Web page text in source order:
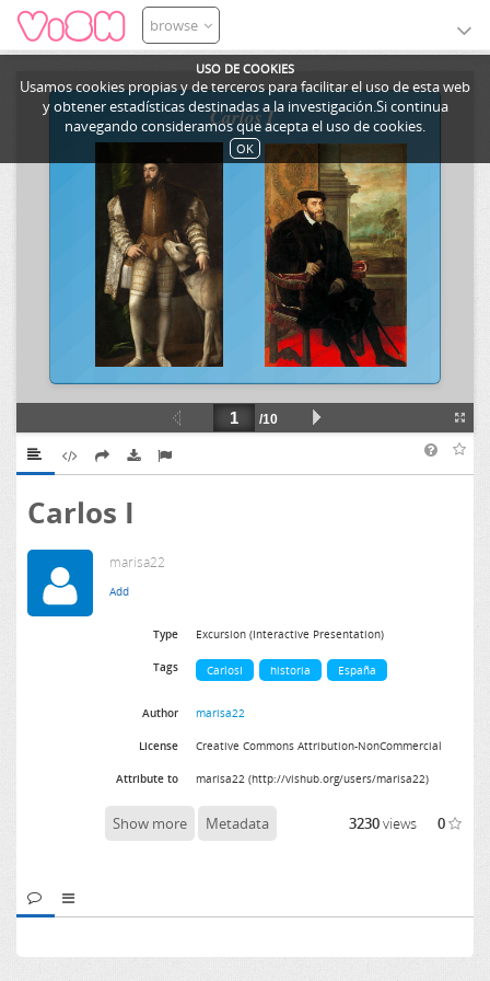
USO DE COOKIES
Usamos cookies propias y de terceros para facilitar el uso de esta web
y obtener estadísticas destinadas a la investigación.Si continua
navegando consideramos que acepta el uso de cookies.
OK
browse
Carlos I
marisa22
Type Excursion (Interactive Presentation)
Tags CarlosI historia España
Author marisa22
License Creative Commons Attribution-NonCommercial
Attribute to marisa22 (http://vishub.org/users/marisa22)
Show more Metadata 3230views 0